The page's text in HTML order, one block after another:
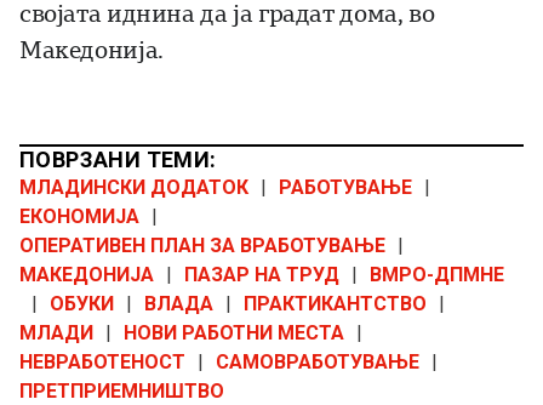
својата иднина да ја градат дома, во
Македонија.
ПОВРЗАНИ ТЕМИ:
МЛАДИНСКИ ДОДАТОК РАБОТУВАЊЕ
ЕКОНОМИЈА
ОПЕРАТИВЕН ПЛАН ЗА ВРАБОТУВАЊЕ
МАКЕДОНИЈА
ПАЗАР НА ТРУД
ВМРО-ДПМНЕ
ОБУКИ ВЛАДА ПРАКТИКАНТСТВО
МЛАДИ
НОВИ РАБОТНИ МЕСТА
НЕВРАБОТЕНОСТ
САМОВРАБОТУВАЊЕ
ПРЕТПРИЕМНИШТВО